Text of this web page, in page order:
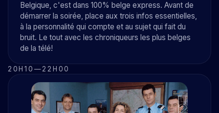
Belgique, c'est dans 100% belge express. Avant de
démarrer la soirée, place aux trois infos essentielles,
à la personnalité qui compte et au sujet qui fait du
bruit. Le tout avec les chroniqueurs les plus belges
de la télé!
20H10 —22H00